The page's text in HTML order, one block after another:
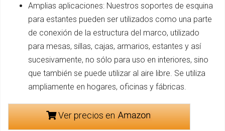
Amplias aplicaciones: Nuestros soportes de esquina
para estantes pueden ser utilizados como una parte
de conexión de la estructura del marco, utilizado
para mesas, sillas, cajas, armarios, estantes y así
sucesivamente, no sólo para uso en interiores, sino
que también se puede utilizar al aire libre. Se utiliza
ampliamente en hogares, oficinas y fábricas.
Ver precios en